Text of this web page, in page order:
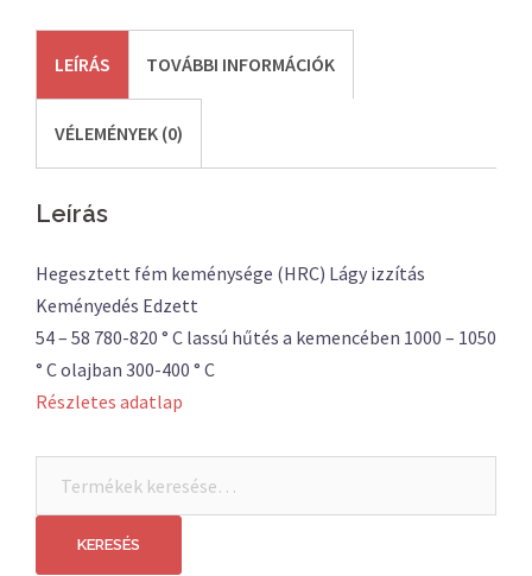
LEÍRÁS TOVÁBBI INFORMÁCIÓK
VÉLEMÉNYEK (0)
Leírás
Hegesztett fém keménysége (HRC) Lágy izzítás
Keményedés Edzett
54 – 58 780-820 ° C lassú hűtés a kemencében 1000 – 1050
° C olajban 300-400 ° C
Részletes adatlap
következőre:
KERESÉS